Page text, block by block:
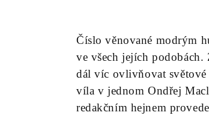
Číslo věnované modrým
ve všech jejích
dál víc ovlivňovat
víla v jednom Ondřej
redakčním hejnem